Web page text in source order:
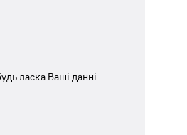
ласка Ваші данні